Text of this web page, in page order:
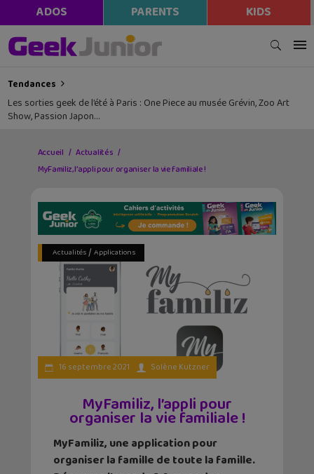
ADOS PARENTS KIDS
Tendances
Les sorties geek de l’été à Paris : One Piece au musée Grévin, Zoo Art
Show, Passion Japon…
Accueil
Actualités
MyFamiliz, l’appli pour organiser la vie familiale !
Actualités/ Applications
16 septembre 2021 Solène Kutzner
MyFamiliz, l’appli pour
organiser la vie familiale !
MyFamiliz, une application pour
organiser la famille de toute la famille.